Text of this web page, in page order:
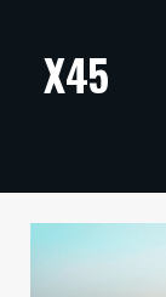
ARTIKKELIT
TECHBBS
X45